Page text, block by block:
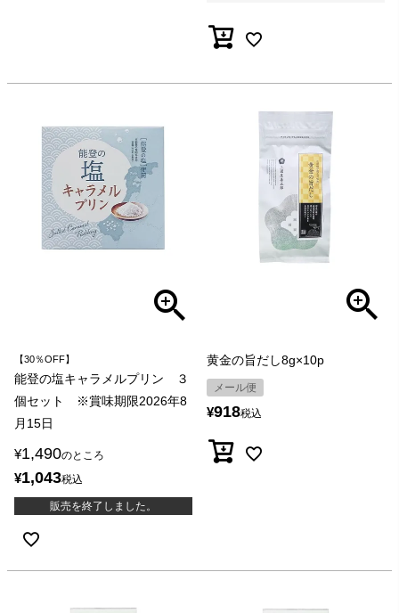
【30％OFF】
能登の塩キャラメルプリン ３
個セット ※賞味期限2026年8
月15日
¥1,490のところ
¥1,043税込
販売を終了しました。
黄金の旨だし8g×10p
メール便
¥918税込